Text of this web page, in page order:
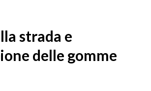
strada e
delle gomme